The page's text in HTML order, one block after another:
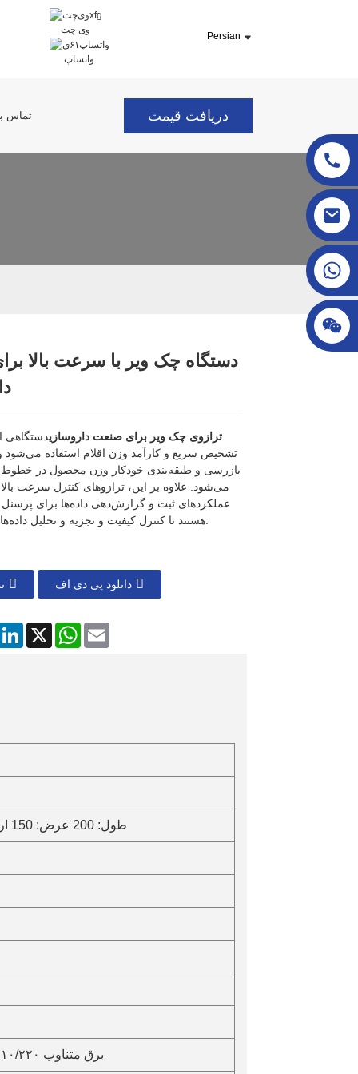
وی چت
واتساپ
Persian
تماس دریافت قیمت
Loading...
Loading...
دستگاه چک ویر با سرعت بالا
ترازوی چک ویر برای صنعت داروسازیدستگاهی
تشخیص سریع و کارآمد وزن اقلام استفاده می‌شود
بازرسی و طبقه‌بندی خودکار وزن محصول در خطوط
می‌شود. علاوه بر این، ترازوهای کنترل سرعت بالا
عملکردهای ثبت و گزارش‌دهی داده‌ها برای پرسنل
دانلود پی دی اف
لینکدینایکس واتساپ
طول: 200 عرض: 150 ارتفاع: 3-200 میلی‌متر
برق متناوب ۱۱۰/۲۲۰ ولت ±۱۰٪ ۵۰ هرتز